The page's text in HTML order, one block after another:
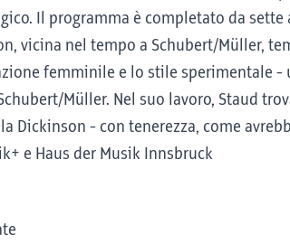
Il programma è completato da
vicina nel tempo a Schubert/Müller,
femminile e lo stile sperimentale
Müller. Nel suo lavoro, Staud
Dickinson - con tenerezza, come
e Haus der Musik Innsbruck